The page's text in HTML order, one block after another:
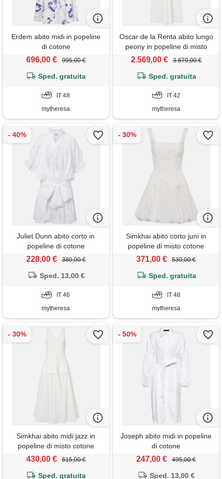
Erdem abito midi in popeline
di cotone
696,00 € 995,00 €
Sped. gratuita
IT 48
mytheresa
Oscar de la Renta abito lungo
peony in popeline di misto
cotone
2.569,00 € 3.670,00 €
Sped. gratuita
IT 42
mytheresa
Juliet Dunn abito corto in
popeline di cotone
228,00 € 380,00 €
Sped. 13,00 €
IT 46
mytheresa
Simkhai abito corto juni in
popeline di misto cotone
371,00 € 530,00 €
Sped. gratuita
IT 48
mytheresa
Simkhai abito midi jazz in
popeline di misto cotone
430,00 € 615,00 €
Sped. gratuita
Joseph abito midi in popeline
di cotone
247,00 € 495,00 €
Sped. 13,00 €